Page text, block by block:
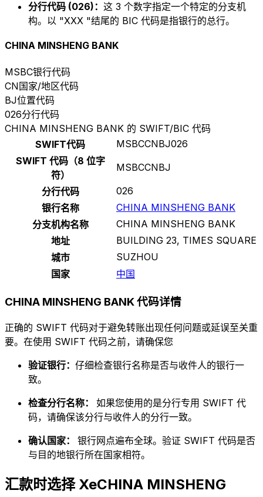
分行代码 (026)： 这 3 个数字指定一个特定的分支机
构。以 "XXX "结尾的 BIC 代码是指银行的总行。
CHINA MINSHENG BANK
MSBC银行代码
CN国家/地区代码
BJ位置代码
026分行代码
CHINA MINSHENG BANK 的 SWIFT/BIC 代码
SWIFT代码
MSBCCNBJ026
SWIFT 代码（8 位字
符）
MSBCCNBJ
分行代码
026
银行名称
CHINA MINSHENG BANK
分支机构名称
CHINA MINSHENG BANK
地址
BUILDING 23, TIMES SQUARE
城市
SUZHOU
国家
中国
CHINA MINSHENG BANK 代码详情
正确的 SWIFT 代码对于避免转账出现任何问题或延误至关重
要。在使用 SWIFT 代码之前，请确保您
验证银行： 仔细检查银行名称是否与收件人的银行一
致。
检查分行名称： 如果您使用的是分行专用 SWIFT 代
码，请确保该分行与收件人的分行一致。
确认国家： 银行网点遍布全球。验证 SWIFT 代码是否
与目的地银行所在国家相符。
汇款时选择 XeCHINA MINSHENG